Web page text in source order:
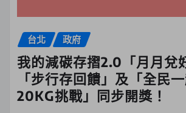
台北 政府
我的減碳存摺2.0「月月兌
「步行存回饋」及「全民
20KG挑戰」同步開獎！